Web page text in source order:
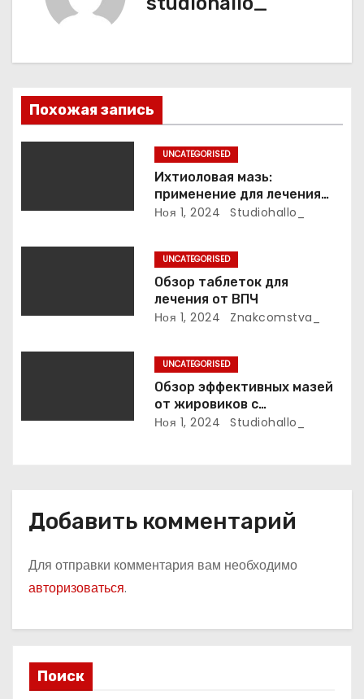
о
з
аПохожая запись
UNCATEGORISED
Ихтиоловая мазь:
применение для лечения
фурункулов
Ноя 1, 2024 Studiohallo_
UNCATEGORISED
Обзор таблеток для
лечения от ВПЧ
Ноя 1, 2024 Znakcomstva_
UNCATEGORISED
Обзор эффективных мазей
от жировиков с
рассасывающим эффектом
Ноя 1, 2024 Studiohallo_
Добавить комментарий
Для отправки комментария вам необходимо
авторизоваться.
Поиск